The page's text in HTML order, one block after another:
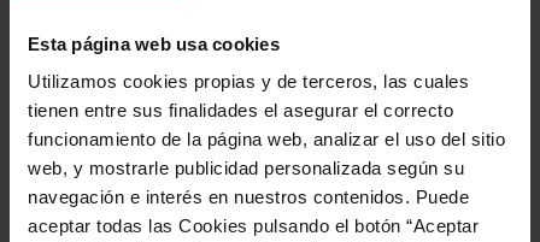
Esta página web usa cookies
Utilizamos cookies propias y de terceros, las cuales
tienen entre sus finalidades el asegurar el correcto
funcionamiento de la página web, analizar el uso del sitio
web, y mostrarle publicidad personalizada según su
navegación e interés en nuestros contenidos. Puede
aceptar todas las Cookies pulsando el botón “Aceptar
AOC Clos de Vougeot - Borgoña
Chateau De La Tour Clos
Vougeot Grand Cru
Château de la Tour
2019
94Pa 94 De
AOC Clos de Vougeot - Borgoña
Chateau De La Tour Clos
Vougeot Grand Cru
Château de la Tour
2018
94Pa 92 Vi